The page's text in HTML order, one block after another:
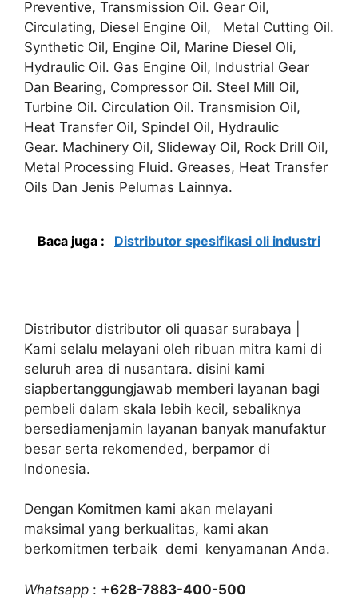
Preventive, Transmission Oil. Gear Oil,
Circulating, Diesel Engine Oil, Metal Cutting Oil.
Synthetic Oil, Engine Oil, Marine Diesel Oli,
Hydraulic Oil. Gas Engine Oil, Industrial Gear
Dan Bearing, Compressor Oil. Steel Mill Oil,
Turbine Oil. Circulation Oil. Transmision Oil,
Heat Transfer Oil, Spindel Oil, Hydraulic
Gear. Machinery Oil, Slideway Oil, Rock Drill Oil,
Metal Processing Fluid. Greases, Heat Transfer
Oils Dan Jenis Pelumas Lainnya.
Baca juga : Distributor spesifikasi oli industri
Distributor distributor oli quasar surabaya |
Kami selalu melayani oleh ribuan mitra kami di
seluruh area di nusantara. disini kami
siapbertanggungjawab memberi layanan bagi
pembeli dalam skala lebih kecil, sebaliknya
bersediamenjamin layanan banyak manufaktur
besar serta rekomended, berpamor di
Indonesia.
Dengan Komitmen kami akan melayani
maksimal yang berkualitas, kami akan
berkomitmen terbaik demi kenyamanan Anda.
Whatsapp : +628-7883-400-500